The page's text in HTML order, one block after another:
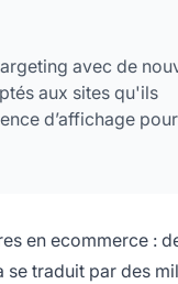
avec de
aux sites qu'ils
d’affichage pour
en ecommerce :
se traduit par des